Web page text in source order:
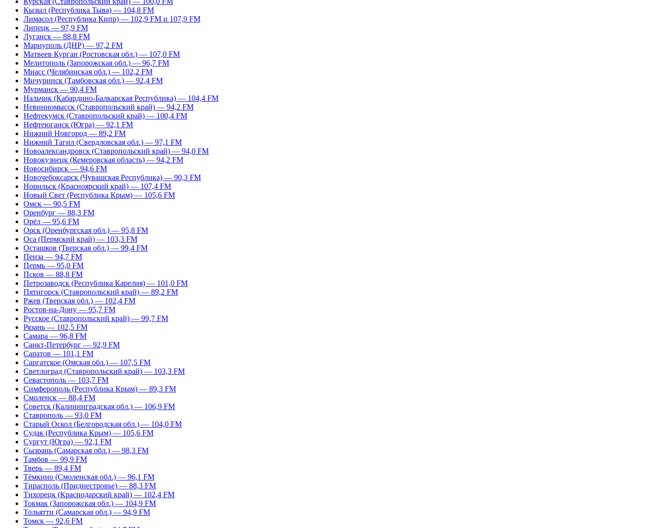
Кызыл (Республика Тыва) — 104,8 FM
Лимасол (Республика Кипр) — 102,9 FM и 107,9 FM
Липецк — 97,9 FM
Луганск — 88,8 FM
Мариуполь (ДНР) — 97,2 FM
Матвеев Курган (Ростовская обл.) — 107,0 FM
Мелитополь (Запорожская обл.) — 96,7 FM
Миасс (Челябинская обл.) — 102,2 FM
Мичуринск (Тамбовская обл.) — 92,4 FM
Мурманск — 90,4 FM
Нальчик (Кабардино-Балкарская Республика) — 104,4 FM
Невинномысск (Ставропольский край) — 94,2 FM
Нефтекумск (Ставропольский край) — 100,4 FM
Нефтеюганск (Югра) — 92,1 FM
Нижний Новгород — 89,2 FM
Нижний Тагил (Свердловская обл.) — 97,1 FM
Новоалександровск (Ставропольский край) — 94,0 FM
Новокузнецк (Кемеровская область) — 94,2 FM
Новосибирск — 94,6 FM
Новочебоксарск (Чувашская Республика) — 90,3 FM
Норильск (Красноярский край) — 107,4 FM
Новый Свет (Республика Крым) — 105,6 FM
Омск — 90,5 FM
Оренбург — 88,3 FM
Орёл — 95,6 FM
Орск (Оренбургская обл.) — 95,8 FM
Оса (Пермский край) — 103,3 FM
Осташков (Тверская обл.) — 99,4 FM
Пенза — 94,7 FM
Пермь — 95,0 FM
Псков — 88,8 FM
Петрозаводск (Республика Карелия) — 101,0 FM
Пятигорск (Ставропольский край) — 89,2 FM
Ржев (Тверская обл.) — 102,4 FM
Ростов-на-Дону — 95,7 FM
Русское (Ставропольский край) — 99,7 FM
Рязань — 102,5 FM
Самара — 96,8 FM
Санкт-Петербург — 92,9 FM
Саратов — 101,1 FM
Саргатское (Омская обл.) — 107,5 FM
Светлоград (Ставропольский край) — 103,3 FM
Севастополь — 103,7 FM
Симферополь (Республика Крым) — 89,3 FM
Смоленск — 88,4 FM
Советск (Калининградская обл.) — 106,9 FM
Ставрополь — 93,0 FM
Старый Оскол (Белгородская обл.) — 104,0 FM
Судак (Республика Крым) — 105,6 FM
Сургут (Югра) — 92,1 FM
Сызрань (Самарская обл.) — 98,3 FM
Тамбов — 99,9 FM
Тверь — 89,4 FM
Тёмкино (Смоленская обл.) — 96,1 FM
Тирасполь (Приднестровье) — 88,3 FM
Тихорецк (Краснодарский край) — 102,4 FM
Токмак (Запорожская обл.) — 104,9 FM
Тольятти (Самарская обл.) — 94,9 FM
Томск — 92,6 FM